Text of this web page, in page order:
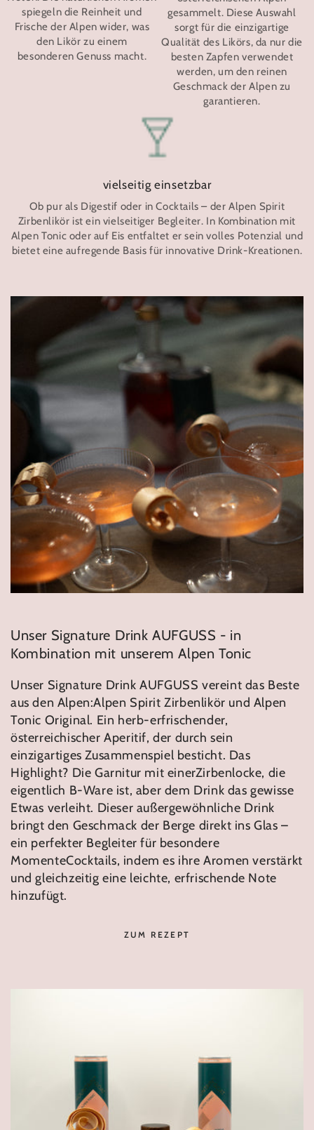
spiegeln die Reinheit und
Frische der Alpen wider, was
den Likör zu einem
besonderen Genuss macht.
gesammelt. Diese Auswahl
sorgt für die einzigartige
Qualität des Likörs, da nur die
besten Zapfen verwendet
werden, um den reinen
Geschmack der Alpen zu
garantieren.
vielseitig einsetzbar
Ob pur als Digestif oder in Cocktails – der Alpen Spirit
Zirbenlikör ist ein vielseitiger Begleiter. In Kombination mit
Alpen Tonic oder auf Eis entfaltet er sein volles Potenzial und
bietet eine aufregende Basis für innovative Drink-Kreationen.
Unser Signature Drink AUFGUSS - in
Kombination mit unserem Alpen Tonic
Unser Signature Drink AUFGUSS vereint das Beste
aus den Alpen:Alpen Spirit Zirbenlikör und Alpen
Tonic Original. Ein herb-erfrischender,
österreichischer Aperitif, der durch sein
einzigartiges Zusammenspiel besticht. Das
Highlight? Die Garnitur mit einerZirbenlocke, die
eigentlich B-Ware ist, aber dem Drink das gewisse
Etwas verleiht. Dieser außergewöhnliche Drink
bringt den Geschmack der Berge direkt ins Glas –
ein perfekter Begleiter für besondere
MomenteCocktails, indem es ihre Aromen verstärkt
und gleichzeitig eine leichte, erfrischende Note
hinzufügt.
ZUM REZEPT